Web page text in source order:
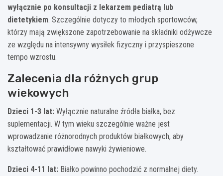
wyłącznie po konsultacji z lekarzem pediatrą lub
dietetykiem. Szczególnie dotyczy to młodych sportowców,
którzy mają zwiększone zapotrzebowanie na składniki odżywcze
ze względu na intensywny wysiłek fizyczny i przyspieszone
tempo wzrostu.
Zalecenia dla różnych grup
wiekowych
Dzieci 1-3 lat: Wyłącznie naturalne źródła białka, bez
suplementacji. W tym wieku szczególnie ważne jest
wprowadzanie różnorodnych produktów białkowych, aby
kształtować prawidłowe nawyki żywieniowe.
Dzieci 4-11 lat: Białko powinno pochodzić z normalnej diety.